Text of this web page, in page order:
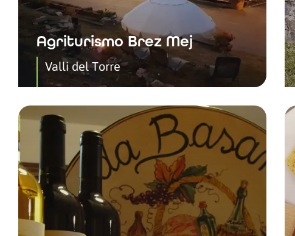
Agriturismo Brez Mej
Valli del Torre